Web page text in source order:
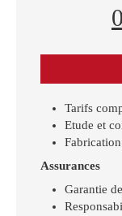
Tarifs
Etude et
Assurances
Garantie